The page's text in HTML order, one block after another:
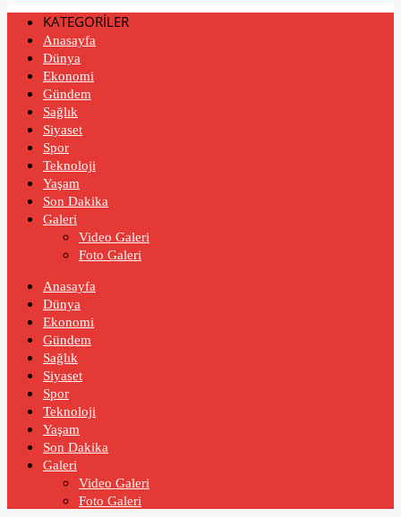
KATEGORİLER
Anasayfa
Dünya
Ekonomi
Gündem
Sağlık
Siyaset
Spor
Teknoloji
Yaşam
Son Dakika
Galeri
Video Galeri
Foto Galeri
Anasayfa
Dünya
Ekonomi
Gündem
Sağlık
Siyaset
Spor
Teknoloji
Yaşam
Son Dakika
Galeri
Video Galeri
Foto Galeri